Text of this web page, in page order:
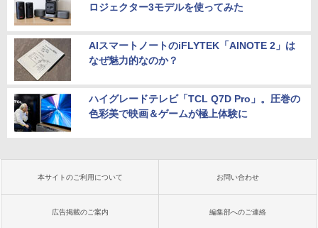
ロジェクター3モデルを使ってみた
AIスマートノートのiFLYTEK「AINOTE 2」は
なぜ魅力的なのか？
ハイグレードテレビ「TCL Q7D Pro」。圧巻の
色彩美で映画＆ゲームが極上体験に
本サイトのご利用について お問い合わせ
広告掲載のご案内 編集部へのご連絡